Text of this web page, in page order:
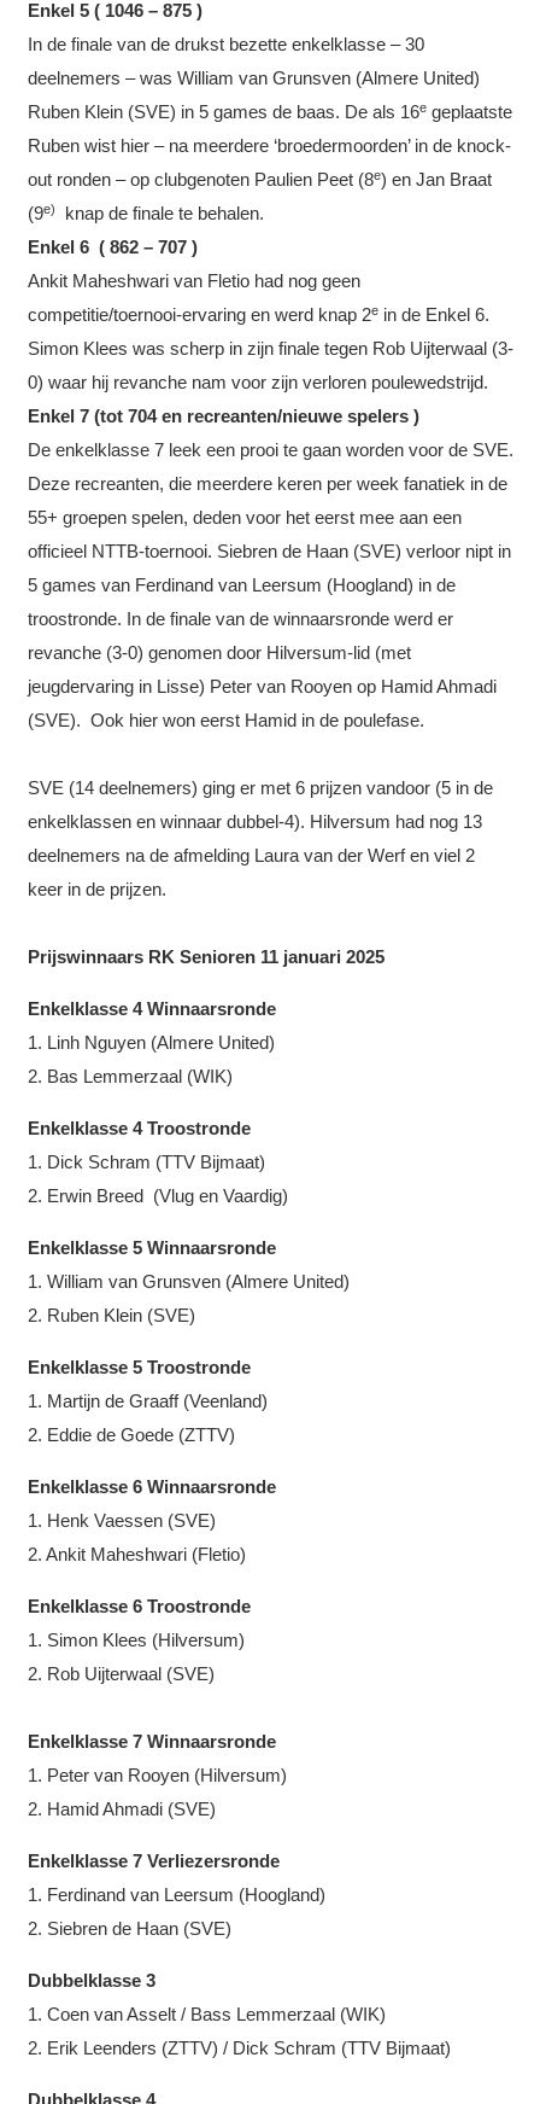
Enkel 5 ( 1046 – 875 )
In de finale van de drukst bezette enkelklasse – 30
deelnemers – was William van Grunsven (Almere United)
Ruben Klein (SVE) in 5 games de baas. De als 16egeplaatste
Ruben wist hier – na meerdere ‘broedermoorden’ in de knock-
out ronden – op clubgenoten Paulien Peet (8e) en Jan Braat
(9e)
knap de finale te behalen.
Enkel 6 ( 862 – 707 )
Ankit Maheshwari van Fletio had nog geen
competitie/toernooi-ervaring en werd knap 2ein de Enkel 6.
Simon Klees was scherp in zijn finale tegen Rob Uijterwaal (3-
0) waar hij revanche nam voor zijn verloren poulewedstrijd.
Enkel 7 (tot 704 en recreanten/nieuwe spelers )
De enkelklasse 7 leek een prooi te gaan worden voor de SVE.
Deze recreanten, die meerdere keren per week fanatiek in de
55+ groepen spelen, deden voor het eerst mee aan een
officieel NTTB-toernooi. Siebren de Haan (SVE) verloor nipt in
5 games van Ferdinand van Leersum (Hoogland) in de
troostronde. In de finale van de winnaarsronde werd er
revanche (3-0) genomen door Hilversum-lid (met
jeugdervaring in Lisse) Peter van Rooyen op Hamid Ahmadi
(SVE). Ook hier won eerst Hamid in de poulefase.
SVE (14 deelnemers) ging er met 6 prijzen vandoor (5 in de
enkelklassen en winnaar dubbel-4). Hilversum had nog 13
deelnemers na de afmelding Laura van der Werf en viel 2
keer in de prijzen.
Prijswinnaars RK Senioren 11 januari 2025
Enkelklasse 4 Winnaarsronde
1. Linh Nguyen (Almere United)
2. Bas Lemmerzaal (WIK)
Enkelklasse 4 Troostronde
1. Dick Schram (TTV Bijmaat)
2. Erwin Breed (Vlug en Vaardig)
Enkelklasse 5 Winnaarsronde
1. William van Grunsven (Almere United)
2. Ruben Klein (SVE)
Enkelklasse 5 Troostronde
1. Martijn de Graaff (Veenland)
2. Eddie de Goede (ZTTV)
Enkelklasse 6 Winnaarsronde
1. Henk Vaessen (SVE)
2. Ankit Maheshwari (Fletio)
Enkelklasse 6 Troostronde
1. Simon Klees (Hilversum)
2. Rob Uijterwaal (SVE)
Enkelklasse 7 Winnaarsronde
1. Peter van Rooyen (Hilversum)
2. Hamid Ahmadi (SVE)
Enkelklasse 7 Verliezersronde
1. Ferdinand van Leersum (Hoogland)
2. Siebren de Haan (SVE)
Dubbelklasse 3
1. Coen van Asselt / Bass Lemmerzaal (WIK)
2. Erik Leenders (ZTTV) / Dick Schram (TTV Bijmaat)